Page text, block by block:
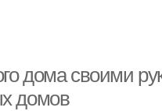
дома своими
домов